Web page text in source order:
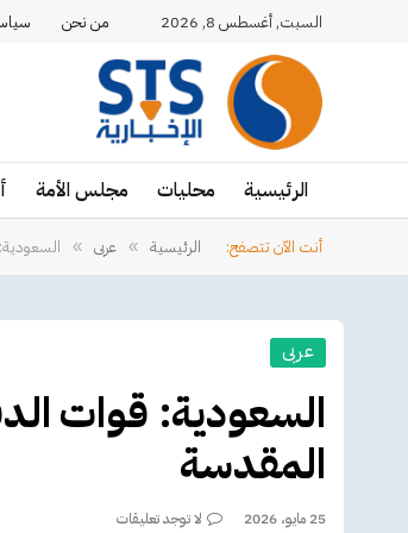
السبت, أغسطس 8, 2026 من نحن
الرئيسية محليات مجلس الأمة
أنت الآن تتصفح: الرئيسية » عربى »
عربى
السعودية: قوات
المقدسة
25 مايو، 2026 لا توجد تعليقات